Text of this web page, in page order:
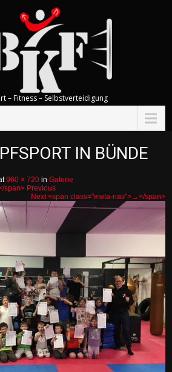
– Fitness – Selbstverteidigung
IN BÜNDE
960 × 720 inGalerie
span> Previous
Next <span class="meta-nav">→</span>